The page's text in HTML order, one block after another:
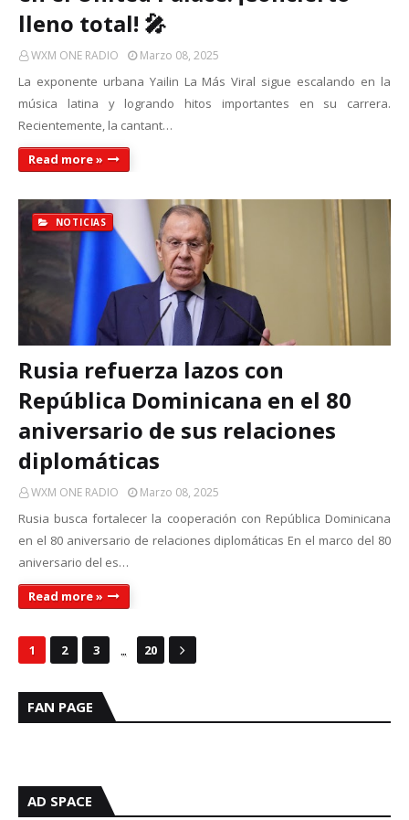
lleno total! 🎤
WXM ONE RADIO Marzo 08, 2025
La exponente urbana Yailin La Más Viral sigue escalando en la
música latina y logrando hitos importantes en su carrera.
Recientemente, la cantant…
Read more »
NOTICIAS
Rusia refuerza lazos con
República Dominicana en el 80
aniversario de sus relaciones
diplomáticas
WXM ONE RADIO Marzo 08, 2025
Rusia busca fortalecer la cooperación con República Dominicana
en el 80 aniversario de relaciones diplomáticas En el marco del 80
aniversario del es…
Read more »
1 2 3 ... 20
FAN PAGE
AD SPACE